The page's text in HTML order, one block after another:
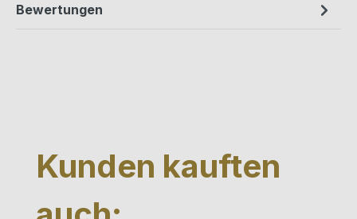
Bewertungen
Produktgalerie überspringen
Kunden kauften